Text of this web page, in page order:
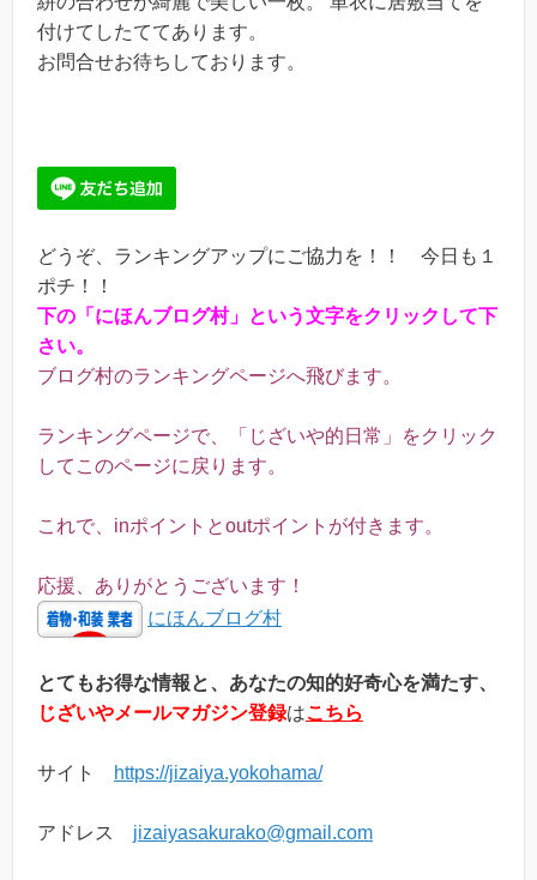
付けてしたててあります。
お問合せお待ちしております。
どうぞ、ランキングアップにご協力を！！ 今日も１
ポチ！！
下の「にほんブログ村」という文字をクリックして下
さい。
ブログ村のランキングページへ飛びます。
ランキングページで、「じざいや的日常」をクリック
してこのページに戻ります。
これで、inポイントとoutポイントが付きます。
応援、ありがとうございます！
にほんブログ村
とてもお得な情報と、あなたの知的好奇心を満たす、
じざいやメールマガジン登録はこちら
サイト https://jizaiya.yokohama/
アドレス jizaiyasakurako@gmail.com